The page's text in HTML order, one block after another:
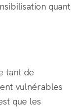
quant
tant de
vulnérables
que les